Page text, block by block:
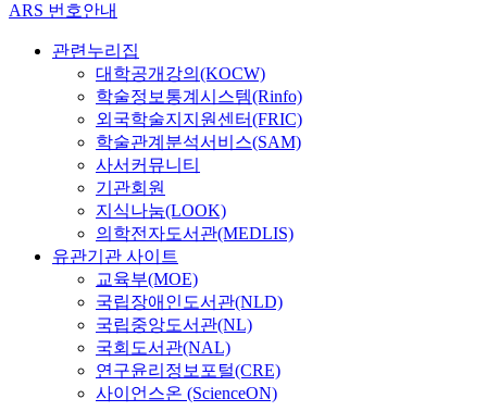
ARS 번호안내
관련누리집
대학공개강의(KOCW)
학술정보통계시스템(Rinfo)
외국학술지지원센터(FRIC)
학술관계분석서비스(SAM)
사서커뮤니티
기관회원
지식나눔(LOOK)
의학전자도서관(MEDLIS)
유관기관 사이트
교육부(MOE)
국립장애인도서관(NLD)
국립중앙도서관(NL)
국회도서관(NAL)
연구윤리정보포털(CRE)
사이언스온 (ScienceON)